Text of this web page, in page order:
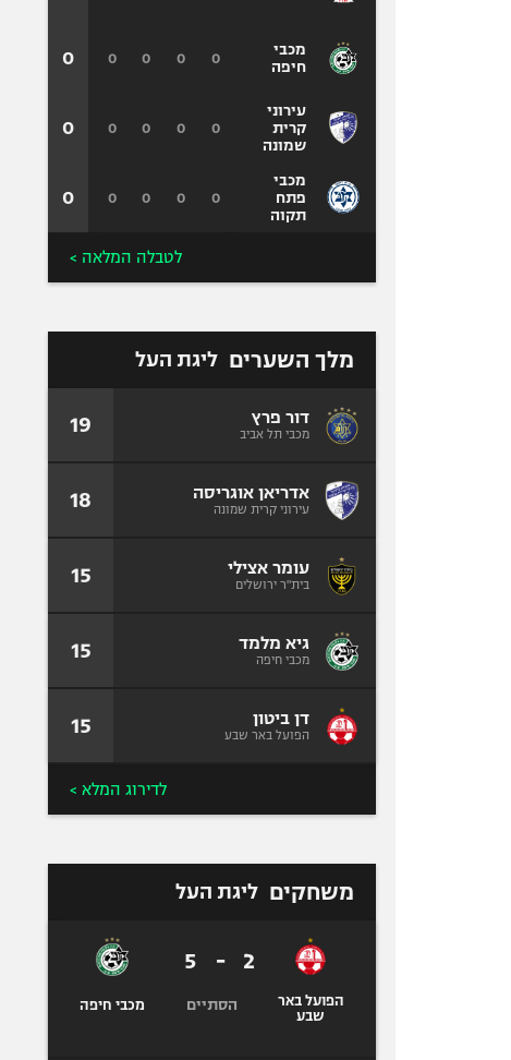
מכבי
חיפה
עירוני
קרית
שמונה
מכבי
פתח
תקוה
0
0
0
0
0
0
0
0
0
0
0
0
0
0
0
לטבלה המלאה >
מלך השערים ליגת העל
דור פרץ
מכבי תל אביב 19
אדריאן אוגריסה
עירוני קרית שמונה 18
עומר אצילי
בית"ר ירושלים 15
גיא מלמד
מכבי חיפה 15
דן ביטון
הפועל באר שבע 15
לדירוג המלא >
משחקים ליגת העל
הפועל באר
שבע
2
-
5
הסתיים מכבי חיפה